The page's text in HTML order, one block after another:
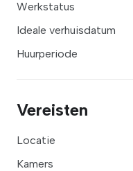
Werkstatus
Ideale verhuisdatum
Huurperiode
Vereisten
Locatie
Kamers